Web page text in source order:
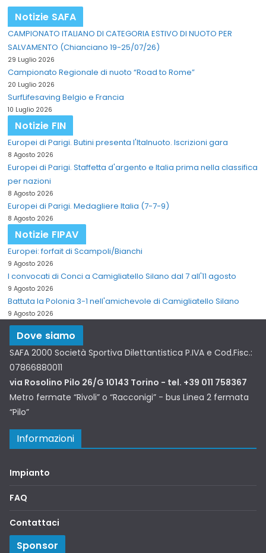
Notizie SAFA
CAMPIONATO ITALIANO DI CATEGORIA ESTIVO DI NUOTO PER
SALVAMENTO (Chianciano 19-25/07/26)
29 Luglio 2026
Campionato Regionale di nuoto “Road to Rome”
20 Luglio 2026
SurfLifesaving Belgio e Francia
10 Luglio 2026
Notizie FIN
Europei di Parigi. Butini presenta l'Italnuoto. Iscrizioni gara
8 Agosto 2026
Europei di Parigi. Staffetta d'argento e Italia prima nella classifica
per nazioni
8 Agosto 2026
Europei di Parigi. Medagliere Italia (7-7-9)
8 Agosto 2026
Notizie FIPAV
Europei: forfait di Scampoli/Bianchi
9 Agosto 2026
I convocati di Conci a Camigliatello Silano dal 7 all'11 agosto
9 Agosto 2026
Battuta la Polonia 3-1 nell'amichevole di Camigliatello Silano
9 Agosto 2026
Dove siamo
SAFA 2000 Società Sportiva Dilettantistica P.IVA e Cod.Fisc.:
07866880011
via Rosolino Pilo 26/G 10143 Torino - tel. +39 011 758367
Metro fermate “Rivoli” o “Racconigi” - bus Linea 2 fermata
“Pilo”
Informazioni
Impianto
FAQ
Contattaci
Sponsor